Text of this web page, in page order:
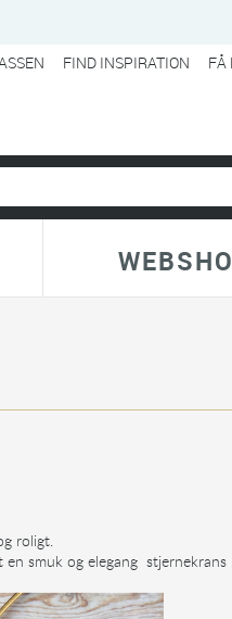
FIND INSPIRATION FÅ
roligt.
en smuk og elegang stjernekrans